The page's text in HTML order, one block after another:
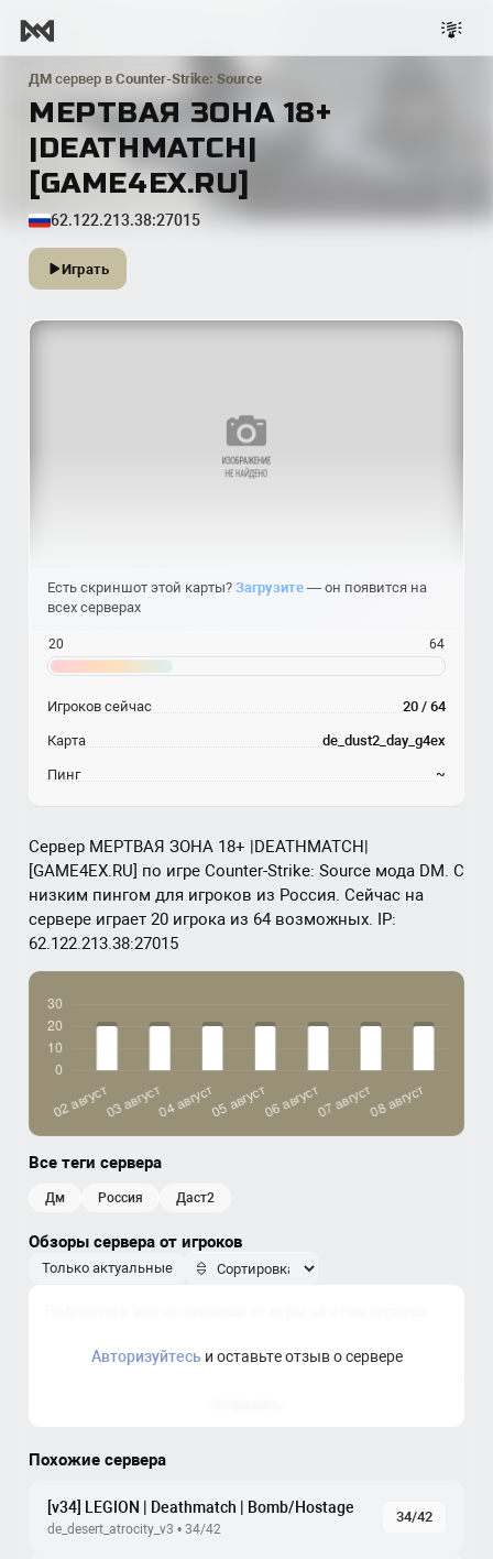
ДМ сервер в Counter-Strike: Source
МЕРТВАЯ ЗОНА 18+
|DEATHMATCH|
[GAME4EX.RU]
62.122.213.38:27015
Играть
Сервер МЕРТВАЯ ЗОНА 18+ |DEATHMATCH|
[GAME4EX.RU] по игре Counter-Strike: Source мода DM. С
низким пингом для игроков из Россия. Сейчас на
сервере играет 20 игрока из 64 возможных. IP:
62.122.213.38:27015
Все теги сервера
дм россия даст2
Обзоры сервера от игроков
Только актуальные
Авторизуйтесьи оставьте отзыв о сервере
Похожие сервера
[v34] LEGION | Deathmatch | Bomb/Hostage
de_desert_atrocity_v3 • 34/42
34/42
Есть скриншот этой карты? Загрузите — он появится на
всех серверах
20 64
Игроков сейчас 20 / 64
Карта de_dust2_day_g4ex
Пинг ~